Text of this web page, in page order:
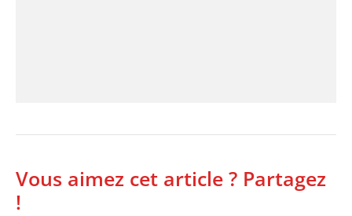
Vous aimez cet article ? Partagez
!